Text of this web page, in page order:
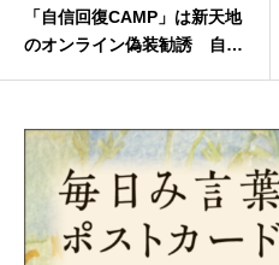
「自信回復CAMP」は新天地
のオンライン偽装勧誘 自己